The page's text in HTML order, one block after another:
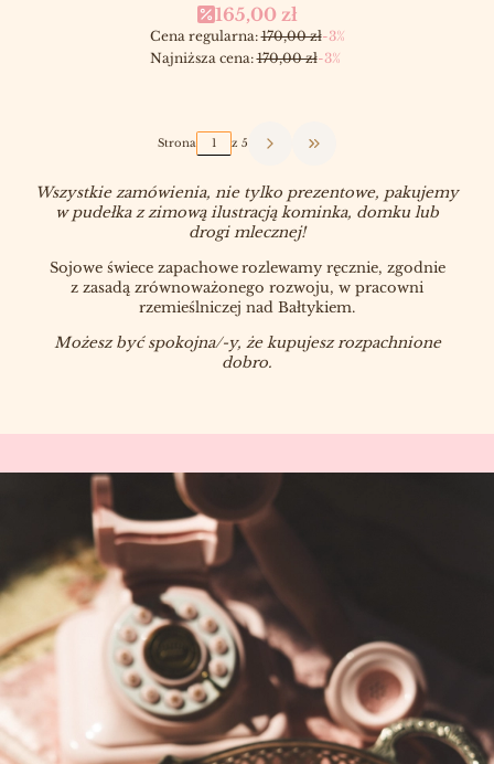
Cena promocyjna
165,00 zł
Cena regularna: 170,00 zł-3%
Najniższa cena: 170,00 zł-3%
Strona z 5
Przejdź do ostatniej
Wszystkie zamówienia, nie tylko prezentowe, pakujemy
w pudełka z zimową ilustracją kominka, domku lub
drogi mlecznej!
Sojowe świece zapachowe rozlewamy ręcznie, zgodnie
z zasadą zrównoważonego rozwoju, w pracowni
rzemieślniczej nad Bałtykiem.
Możesz być spokojna/-y, że kupujesz rozpachnione
dobro.